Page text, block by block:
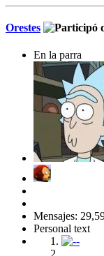
Orestes
En la parra
Mensajes:
Personal text